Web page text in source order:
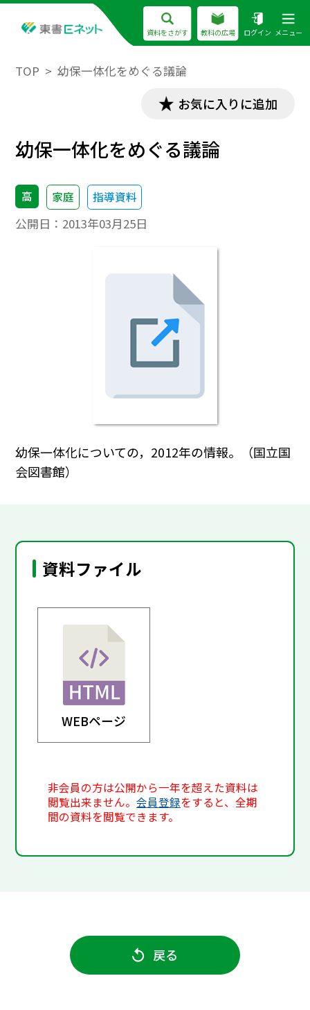
資料をさがす 教科の広場 ログイン メニュー
TOP 幼保一体化をめぐる議論
お気に入りに追加
幼保一体化をめぐる議論
高 家庭 指導資料
公開日： 2013年03月25日
幼保一体化についての，2012年の情報。（国立国
会図書館）
資料ファイル
WEBページ
非会員の方は公開から一年を超えた資料は
閲覧出来ません。会員登録をすると、全期
間の資料を閲覧できます。
戻る